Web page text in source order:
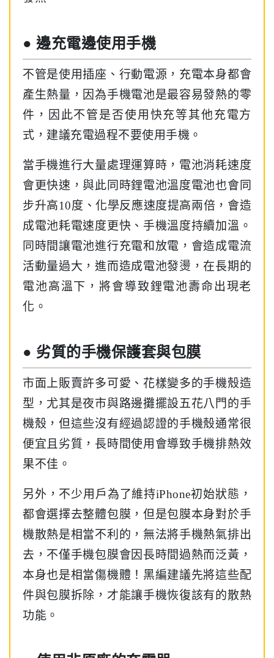
● 邊充電邊使用手機
不管是使用插座、行動電源，充電本身都會
產生熱量，因為手機電池是最容易發熱的零
件，因此不管是否使用快充等其他充電方
式，建議充電過程不要使用手機。
當手機進行大量處理運算時，電池消耗速度
會更快速，與此同時鋰電池溫度電池也會同
步升高10度、化學反應速度提高兩倍，會造
成電池耗電速度更快、手機溫度持續加溫。
同時間讓電池進行充電和放電，會造成電流
活動量過大，進而造成電池發燙，在長期的
電池高溫下，將會導致鋰電池壽命出現老
化。
● 劣質的手機保護套與包膜
市面上販賣許多可愛、花樣變多的手機殼造
型，尤其是夜市與路邊攤擺設五花八門的手
機殼，但這些沒有經過認證的手機殼通常很
便宜且劣質，長時間使用會導致手機排熱效
果不佳。
另外，不少用戶為了維持iPhone初始狀態，
都會選擇去整體包膜，但是包膜本身對於手
機散熱是相當不利的，無法將手機熱氣排出
去，不僅手機包膜會因長時間過熱而泛黃，
本身也是相當傷機體！黑編建議先將這些配
件與包膜拆除，才能讓手機恢復該有的散熱
功能。